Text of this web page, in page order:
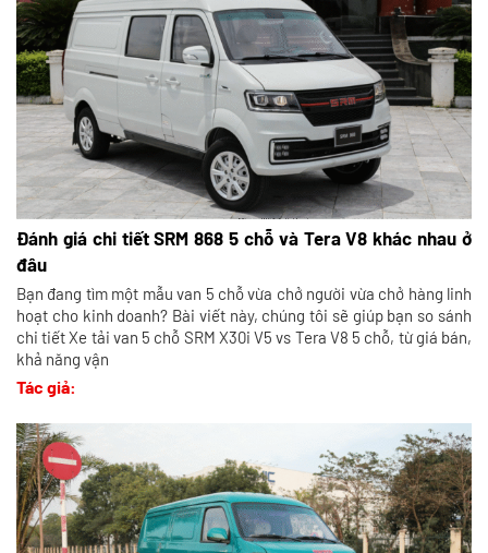
Đánh giá chi tiết SRM 868 5 chỗ và Tera V8 khác nhau ở
đâu
Bạn đang tìm một mẫu van 5 chỗ vừa chở người vừa chở hàng linh
hoạt cho kinh doanh? Bài viết này, chúng tôi sẽ giúp bạn so sánh
chi tiết Xe tải van 5 chỗ SRM X30i V5 vs Tera V8 5 chỗ, từ giá bán,
khả năng vận
Tác giả: